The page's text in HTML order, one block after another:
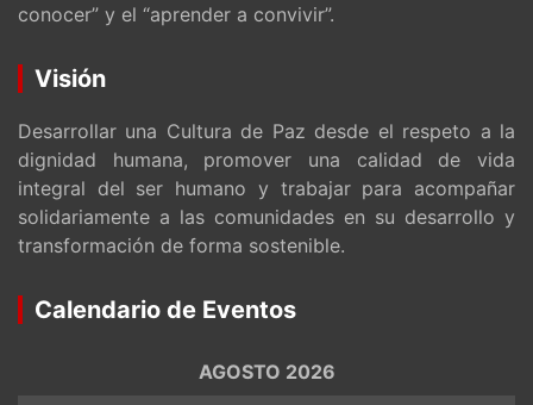
conocer” y el “aprender a convivir”.
Visión
Desarrollar una Cultura de Paz desde el respeto a la
dignidad humana, promover una calidad de vida
integral del ser humano y trabajar para acompañar
solidariamente a las comunidades en su desarrollo y
transformación de forma sostenible.
Calendario de Eventos
AGOSTO 2026